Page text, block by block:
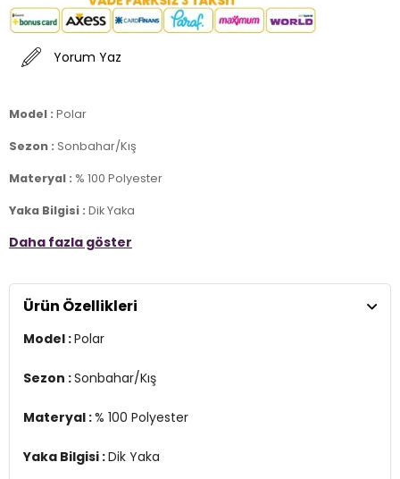
Yorum Yaz
Model : Polar
Sezon : Sonbahar/Kış
Materyal : % 100 Polyester
Yaka Bilgisi : Dik Yaka
Kapama Bilgisi :Yarım Fermuar , Fermuarlı
Kalıp Bilgisi :Slim Fit
Üretim Yeri : Türkiye
Daha fazla göster
Ürün Özellikleri
Model :Polar
Sezon :Sonbahar/Kış
Materyal :% 100 Polyester
Yaka Bilgisi :Dik Yaka